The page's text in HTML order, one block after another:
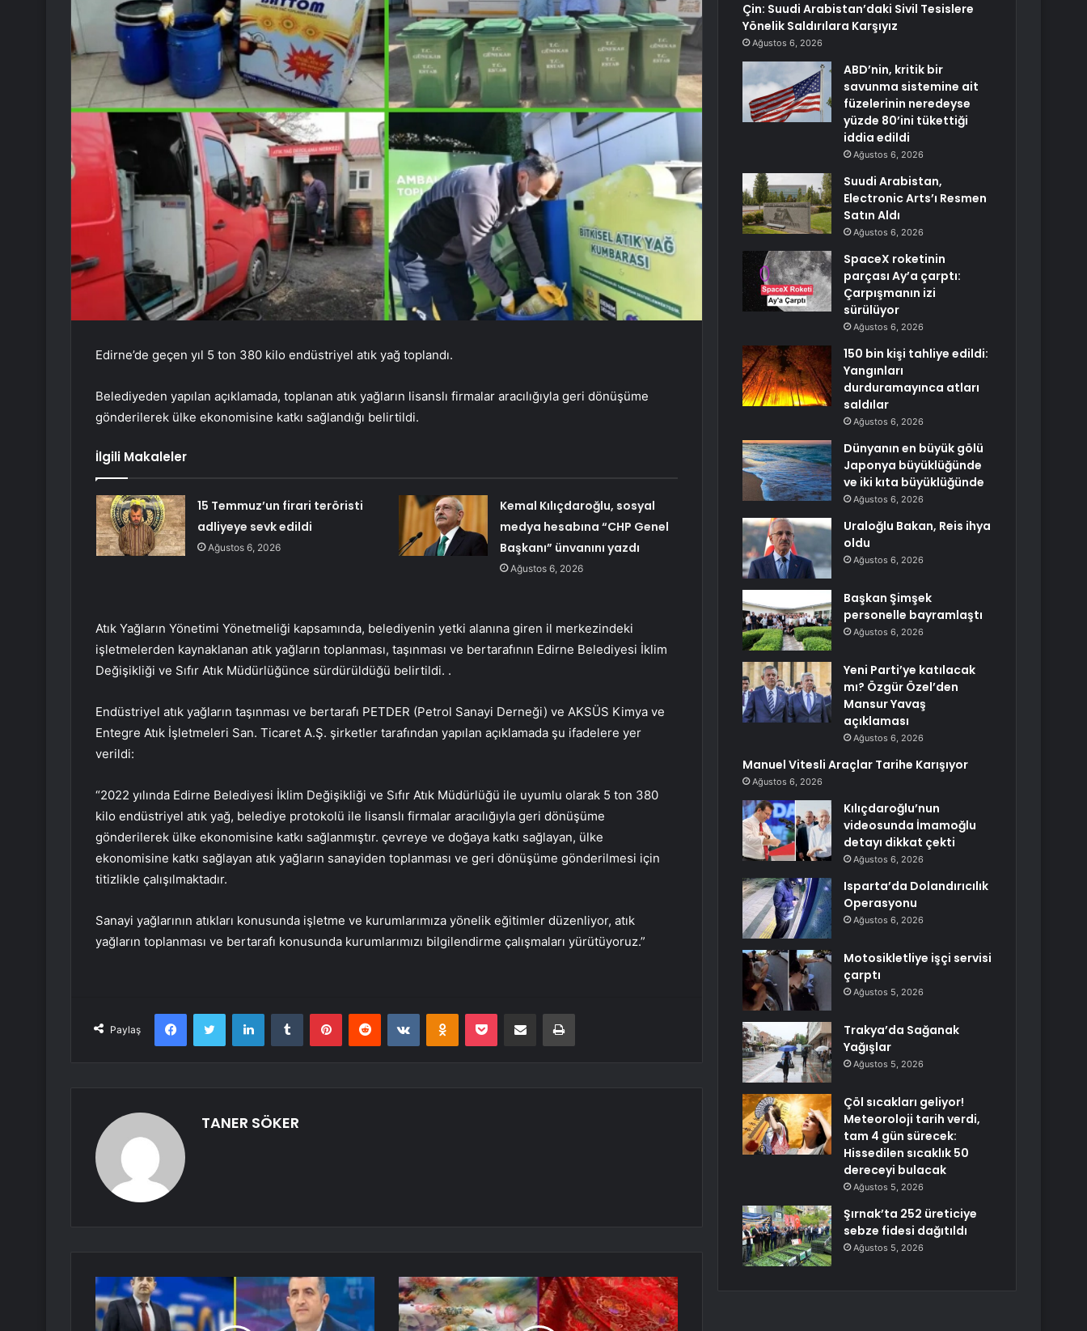
Edirne’de geçen yıl 5 ton 380 kilo endüstriyel atık yağ toplandı.
Belediyeden yapılan açıklamada, toplanan atık yağların lisanslı firmalar aracılığıyla geri dönüşüme
gönderilerek ülke ekonomisine katkı sağlandığı belirtildi.
İlgili Makaleler
15 Temmuz’un firari teröristi
adliyeye sevk edildi
Ağustos 6, 2026
Kemal Kılıçdaroğlu, sosyal
medya hesabına “CHP Genel
Başkanı” ünvanını yazdı
Ağustos 6, 2026
Atık Yağların Yönetimi Yönetmeliği kapsamında, belediyenin yetki alanına giren il merkezindeki
işletmelerden kaynaklanan atık yağların toplanması, taşınması ve bertarafının Edirne Belediyesi İklim
Değişikliği ve Sıfır Atık Müdürlüğünce sürdürüldüğü belirtildi. .
Endüstriyel atık yağların taşınması ve bertarafı PETDER (Petrol Sanayi Derneği) ve AKSÜS Kimya ve
Entegre Atık İşletmeleri San. Ticaret A.Ş. şirketler tarafından yapılan açıklamada şu ifadelere yer
verildi:
“2022 yılında Edirne Belediyesi İklim Değişikliği ve Sıfır Atık Müdürlüğü ile uyumlu olarak 5 ton 380
kilo endüstriyel atık yağ, belediye protokolü ile lisanslı firmalar aracılığıyla geri dönüşüme
gönderilerek ülke ekonomisine katkı sağlanmıştır. çevreye ve doğaya katkı sağlayan, ülke
ekonomisine katkı sağlayan atık yağların sanayiden toplanması ve geri dönüşüme gönderilmesi için
titizlikle çalışılmaktadır.
Sanayi yağlarının atıkları konusunda işletme ve kurumlarımıza yönelik eğitimler düzenliyor, atık
yağların toplanması ve bertarafı konusunda kurumlarımızı bilgilendirme çalışmaları yürütüyoruz.”
Paylaş
FacebookTwitter LinkedInTumblr PinterestReddit VKontakteOdnoklassniki
Pocket E-Posta ile paylaş Yazdır
TANER SÖKER
Çin: Suudi Arabistan’daki Sivil Tesislere
Yönelik Saldırılara Karşıyız
Ağustos 6, 2026
ABD’nin, kritik bir
savunma sistemine ait
füzelerinin neredeyse
yüzde 80’ini tükettiği
iddia edildi
Ağustos 6, 2026
Suudi Arabistan,
Electronic Arts’ı Resmen
Satın Aldı
Ağustos 6, 2026
SpaceX roketinin
parçası Ay’a çarptı:
Çarpışmanın izi
sürülüyor
Ağustos 6, 2026
150 bin kişi tahliye edildi:
Yangınları
durduramayınca atları
saldılar
Ağustos 6, 2026
Dünyanın en büyük gölü
Japonya büyüklüğünde
ve iki kıta büyüklüğünde
Ağustos 6, 2026
Uraloğlu Bakan, Reis ihya
oldu
Ağustos 6, 2026
Başkan Şimşek
personelle bayramlaştı
Ağustos 6, 2026
Yeni Parti’ye katılacak
mı? Özgür Özel’den
Mansur Yavaş
açıklaması
Ağustos 6, 2026
Manuel Vitesli Araçlar Tarihe Karışıyor
Ağustos 6, 2026
Kılıçdaroğlu’nun
videosunda İmamoğlu
detayı dikkat çekti
Ağustos 6, 2026
Isparta’da Dolandırıcılık
Operasyonu
Ağustos 6, 2026
Motosikletliye işçi servisi
çarptı
Ağustos 5, 2026
Trakya’da Sağanak
Yağışlar
Ağustos 5, 2026
Çöl sıcakları geliyor!
Meteoroloji tarih verdi,
tam 4 gün sürecek:
Hissedilen sıcaklık 50
dereceyi bulacak
Ağustos 5, 2026
Şırnak’ta 252 üreticiye
sebze fidesi dağıtıldı
Ağustos 5, 2026